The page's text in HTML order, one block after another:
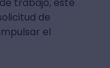
trabajo, este
de
el